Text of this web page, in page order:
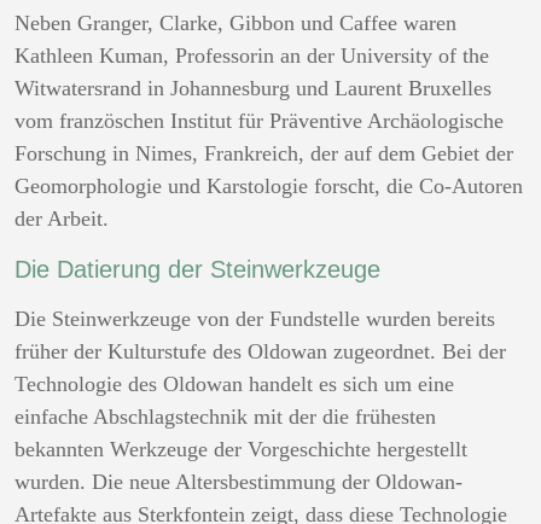
Neben Granger, Clarke, Gibbon und Caffee waren
Kathleen Kuman, Professorin an der University of the
Witwatersrand in Johannesburg und Laurent Bruxelles
vom französchen Institut für Präventive Archäologische
Forschung in Nimes, Frankreich, der auf dem Gebiet der
Geomorphologie und Karstologie forscht, die Co-Autoren
der Arbeit.
Die Datierung der Steinwerkzeuge
Die Steinwerkzeuge von der Fundstelle wurden bereits
früher der Kulturstufe des Oldowan zugeordnet. Bei der
Technologie des Oldowan handelt es sich um eine
einfache Abschlagstechnik mit der die frühesten
bekannten Werkzeuge der Vorgeschichte hergestellt
wurden. Die neue Altersbestimmung der Oldowan-
Artefakte aus Sterkfontein zeigt, dass diese Technologie